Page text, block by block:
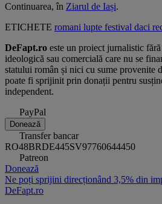
Continuarea, în Ziarul de Iași.
ETICHETE romani lupte festival daci
DeFapt.ro este un proiect jurnalistic
ideologică sau comercială care nu se
statului român și nici cu sume provenite
poate fi sprijinit prin donații pentru
independent.
PayPal
Donează
Transfer bancar
RO48BRDE445SV97760644450
Patreon
Donează
Ne poți sprijini direcționând 3,5% din
DeFapt.ro